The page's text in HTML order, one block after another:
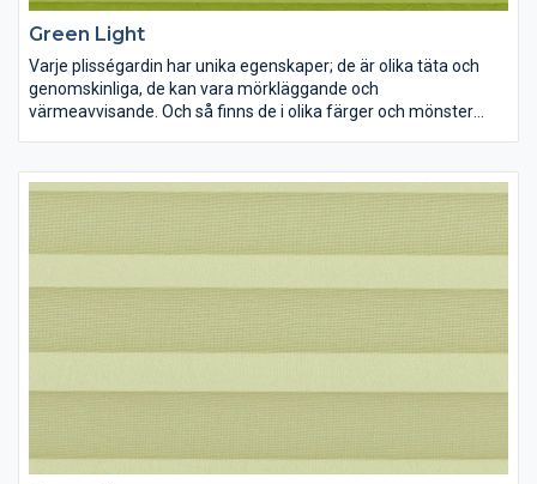
Green Light
Varje plisségardin har unika egenskaper; de är olika täta och
genomskinliga, de kan vara mörkläggande och
värmeavvisande. Och så finns de i olika färger och mönster